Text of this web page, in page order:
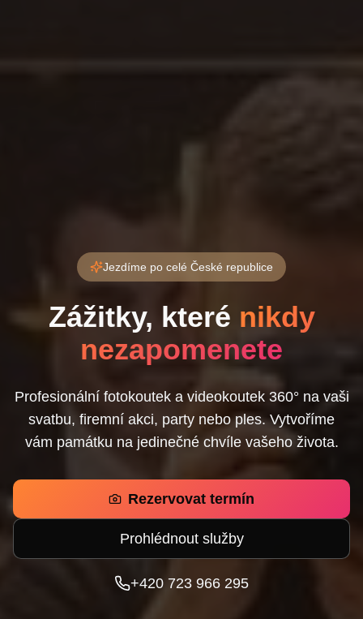
Jezdíme po celé České republice
Zážitky, které nikdy
nezapomenete
Profesionální fotokoutek a videokoutek 360° na vaši
svatbu, firemní akci, party nebo ples. Vytvoříme
vám památku na jedinečné chvíle vašeho života.
Rezervovat termín
Prohlédnout služby
+420 723 966 295